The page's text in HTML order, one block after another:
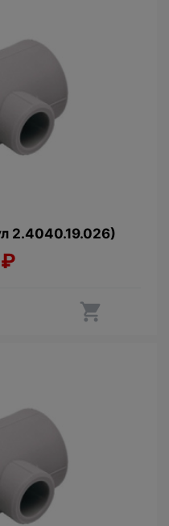
2.4040.19.026)
₽